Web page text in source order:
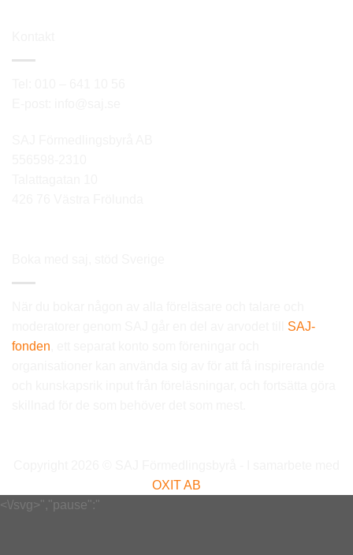
SAJ-
fonden
OXIT AB
<\/svg>","pause":"